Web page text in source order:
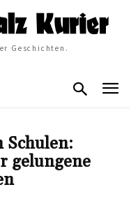
Geschichten.
Schulen:
gelungene